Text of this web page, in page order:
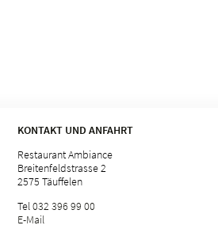
KONTAKT UND ANFAHRT
Restaurant Ambiance
Breitenfeldstrasse 2
2575 Täuffelen
Tel032 396 99 00
E-Mail